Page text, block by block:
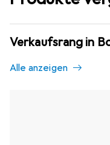
Verkaufsrang in
Alle anzeigen